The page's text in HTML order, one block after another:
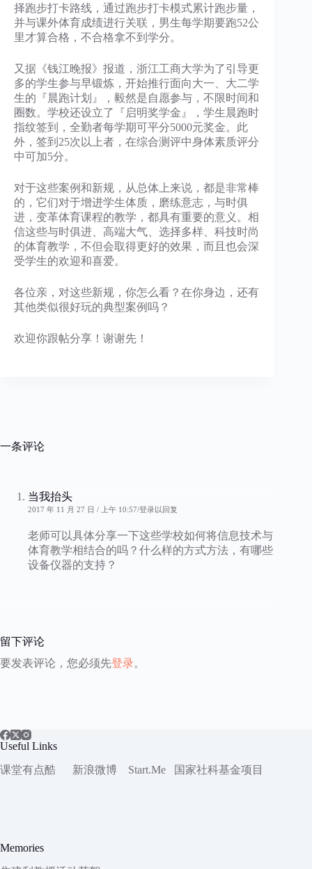
择跑步打卡路线，通过跑步打卡模式累计跑步量，
并与课外体育成绩进行关联，男生每学期要跑52公
里才算合格，不合格拿不到学分。
又据《钱江晚报》报道，浙江工商大学为了引导更
多的学生参与早锻炼，开始推行面向大一、大二学
生的『晨跑计划』，毅然是自愿参与，不限时间和
圈数。学校还设立了『启明奖学金』，学生晨跑时
指纹签到，全勤者每学期可平分5000元奖金。此
外，签到25次以上者，在综合测评中身体素质评分
中可加5分。
对于这些案例和新规，从总体上来说，都是非常棒
的，它们对于增进学生体质，磨练意志，与时俱
进，变革体育课程的教学，都具有重要的意义。相
信这些与时俱进、高端大气、选择多样、科技时尚
的体育教学，不但会取得更好的效果，而且也会深
受学生的欢迎和喜爱。
各位亲，对这些新规，你怎么看？在你身边，还有
其他类似很好玩的典型案例吗？
欢迎你跟帖分享！谢谢先！
一条评论
当我抬头
2017 年 11 月 27 日 / 上午 10:57 登录以回复
老师可以具体分享一下这些学校如何将信息技术与
体育教学相结合的吗？什么样的方式方法，有哪些
设备仪器的支持？
留下评论
要发表评论，您必须先登录。
Useful Links
课堂有点酷
新浪微博 Start.Me 国家社科基金项目
Memories